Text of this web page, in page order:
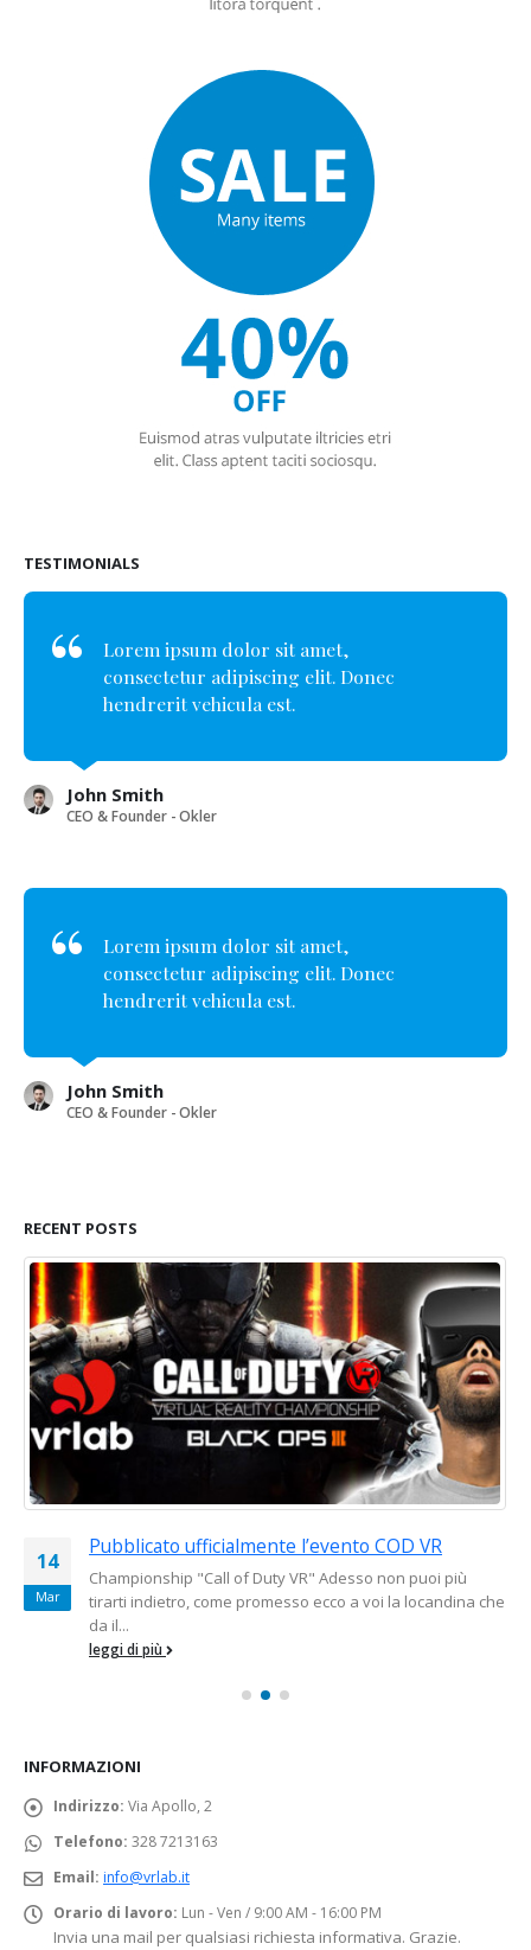
TESTIMONIALS
Lorem ipsum dolor sit amet,
consectetur adipiscing elit. Donec
hendrerit vehicula est.
John Smith
CEO & Founder - Okler
Lorem ipsum dolor sit amet,
consectetur adipiscing elit. Donec
hendrerit vehicula est.
John Smith
CEO & Founder - Okler
RECENT POSTS
14
Mar
Pubblicato ufficialmente l’evento COD VR
Championship "Call of Duty VR" Adesso non puoi più
tirarti indietro, come promesso ecco a voi la locandina che
da il...
leggi di più
INFORMAZIONI
Indirizzo: Via Apollo, 2
Telefono: 328 7213163
Email: info@vrlab.it
Orario di lavoro: Lun - Ven / 9:00 AM - 16:00 PM
Invia una mail per qualsiasi richiesta informativa. Grazie.